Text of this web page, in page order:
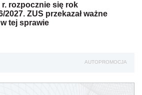
r. rozpocznie się rok
2027. ZUS przekazał ważne
tej sprawie
AUTOPROMOCJA